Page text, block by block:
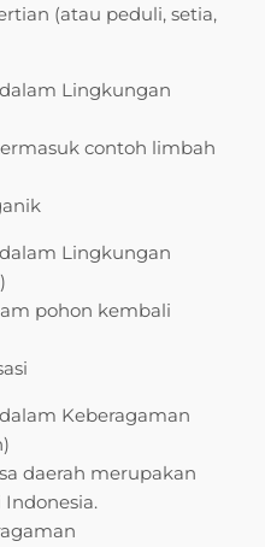
(atau peduli, setia,
Lingkungan
contoh limbah
Lingkungan
pohon kembali
Keberagaman
daerah merupakan
Indonesia.